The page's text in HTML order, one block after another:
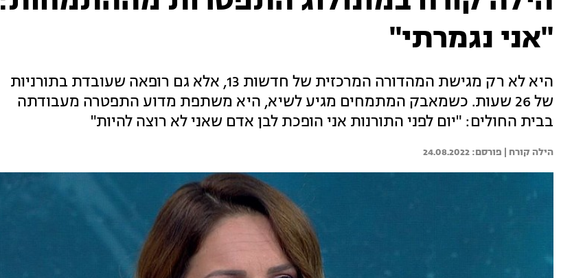
"אני נגמרתי"
היא לא רק מגישת המהדורה המרכזית של חדשות 13, אלא גם רופאה שעובדת בתורניות
של 26 שעות. כשמאבק המתמחים מגיע לשיא, היא משתפת מדוע התפטרה מעבודתה
בבית החולים: "יום לפני התורנות אני הופכת לבן אדם שאני לא רוצה להיות"
הילה קורח | 24.08.2022